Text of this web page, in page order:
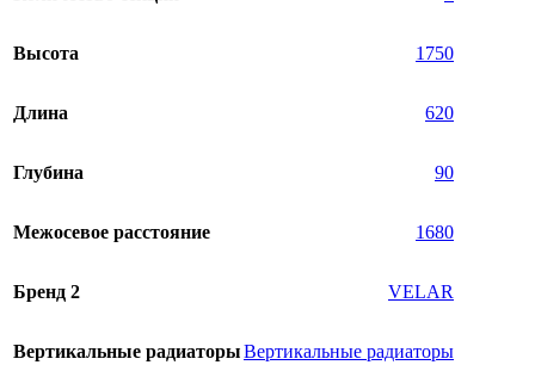
Высота 1750
Длина 620
Глубина 90
Межосевое расстояние 1680
Бренд 2 VELAR
Вертикальные радиаторыВертикальные радиаторы